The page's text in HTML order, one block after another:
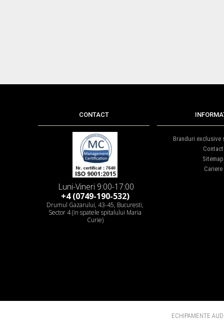
CONTACT
Luni-Vineri 9:00-17:00
+4 (0749-190-532)
Drumul Gazarului, 43-45, Bucuresti,
Sector 4 (in spatele spitalului Maria
Curie)
Branduri exclusive
Contact
Sitemap
Cariere
ECHIPAMENTE